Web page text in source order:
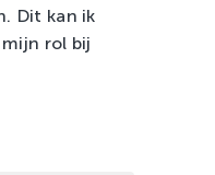
Dit kan ik
rol bij